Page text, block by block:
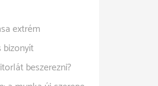
extrém
beszerezni?